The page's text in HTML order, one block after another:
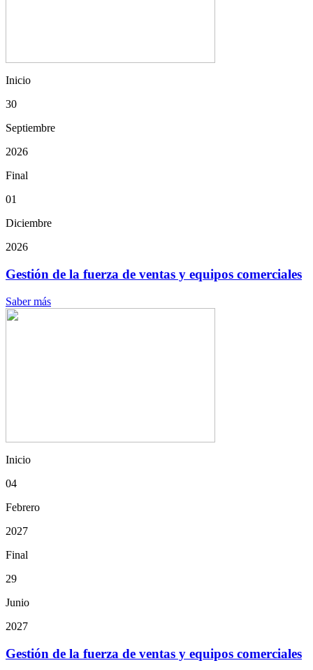
Inicio
30
Septiembre
2026
Final
01
Diciembre
2026
Gestión de la fuerza de ventas y equipos comerciales
Saber más
Inicio
04
Febrero
2027
Final
29
Junio
2027
Gestión de la fuerza de ventas y equipos comerciales